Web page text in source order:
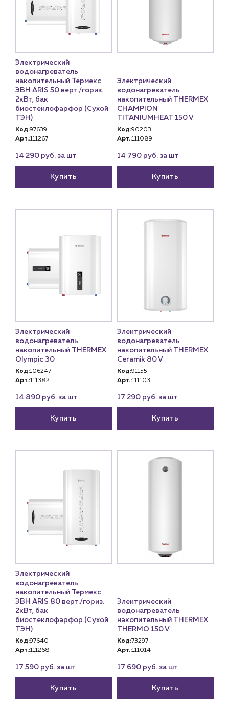
Электрический
водонагреватель
накопительный Термекс
ЭВН ARIS 50 верт./гориз.
2кВт, бак
биостеклофарфор (Сухой
ТЭН)
Код:97639
Арт.:111267
14 290 руб. за шт
Купить
Электрический
водонагреватель
накопительный THERMEX
CHAMPION
TITANIUMHEAT 150 V
Код:90203
Арт.:111089
14 790 руб. за шт
Купить
Электрический
водонагреватель
накопительный THERMEX
Olympic 30
Код:106247
Арт.:111382
14 890 руб. за шт
Купить
Электрический
водонагреватель
накопительный THERMEX
Ceramik 80 V
Код:91155
Арт.:111103
17 290 руб. за шт
Купить
Электрический
водонагреватель
накопительный Термекс
ЭВН ARIS 80 верт./гориз.
2кВт, бак
биостеклофарфор (Сухой
ТЭН)
Код:97640
Арт.:111268
17 590 руб. за шт
Купить
Электрический
водонагреватель
накопительный THERMEX
THERMO 150 V
Код:73297
Арт.:111014
17 690 руб. за шт
Купить